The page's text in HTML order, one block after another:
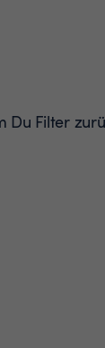
Du Filter